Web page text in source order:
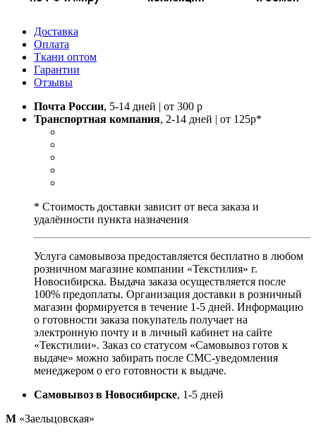
Доставка
Оплата
Ткани оптом
Гарантии
Отзывы
Почта России, 5-14 дней | от 300 р
Транспортная компания, 2-14 дней | от 125р*
* Стоимость доставки зависит от веса заказа и
удалённости пункта назначения
Услуга самовывоза предоставляется бесплатно в любом
розничном магазине компании «Текстилия» г.
Новосибирска. Выдача заказа осуществляется после
100% предоплаты. Организация доставки в розничный
магазин формируется в течение 1-5 дней. Информацию
о готовности заказа покупатель получает на
электронную почту и в личный кабинет на сайте
«Текстилии». Заказ со статусом «Самовывоз готов к
выдаче» можно забирать после СМС-уведомления
менеджером о его готовности к выдаче.
Самовывоз в Новосибирске, 1-5 дней
М «Заельцовская»